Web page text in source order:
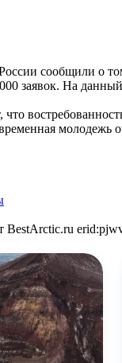
сообщили о
заявок. На
молодежь
BestArctic.ru